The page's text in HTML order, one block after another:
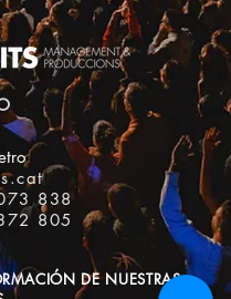
838
805
DE NUESTRAS